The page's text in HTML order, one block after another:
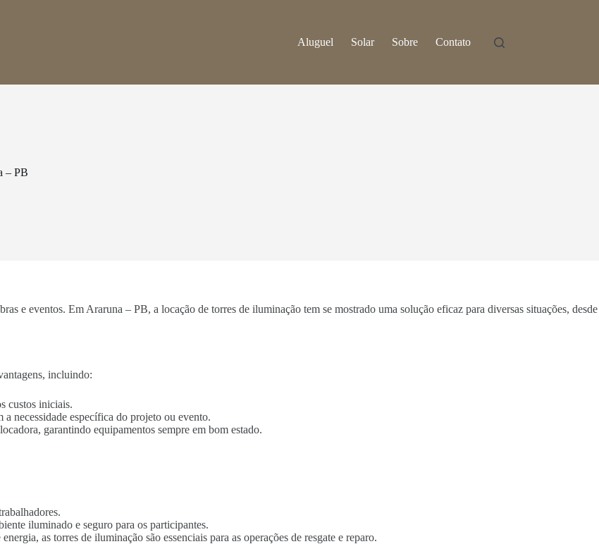
Aluguel Solar Sobre Contato
– PB
e eventos. Em Araruna – PB, a locação de torres de iluminação tem se mostrado uma solução eficaz para diversas situações, desde
incluindo:
custos iniciais.
necessidade específica do projeto ou evento.
garantindo equipamentos sempre em bom estado.
iluminado e seguro para os participantes.
as torres de iluminação são essenciais para as operações de resgate e reparo.